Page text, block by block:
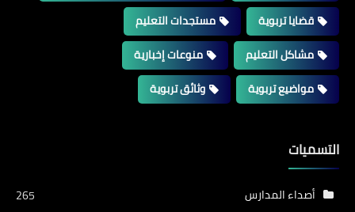
قضايا تربوية
مستجدات التعليم
مشاكل التعليم
منوعات إخبارية
مواضيع تربوية
وثائق تربوية
التسميات
أصداء المدارس
265